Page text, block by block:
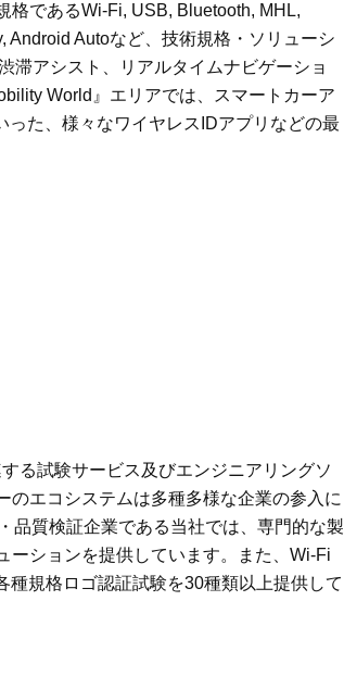
格であるWi-Fi, USB, Bluetooth, MHL,
Android Autoなど、技術規格・ソリューシ
滞アシスト、リアルタイムナビゲーショ
World 』エリアでは、スマートカーア
った、様々なワイヤレス IDアプリなどの最
る試験サービス及びエンジニアリングソ
のエコシステムは多種多様な企業の参入に
品質検証企業である当社では、専門的な製
ーションを提供しています。また、Wi-Fi
種規格ロゴ認証試験を30種類以上提供して